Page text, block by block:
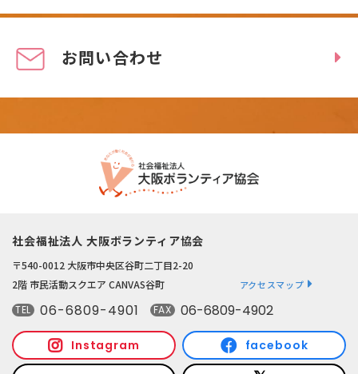
お問い合わせ
社会福祉法人 大阪ボランティア協会
〒540-0012 大阪市中央区谷町二丁目2-20
2階 市民活動スクエア CANVAS谷町
アクセスマップ
TEL 06-6809-4901 FAX 06-6809-4902
Instagram facebook